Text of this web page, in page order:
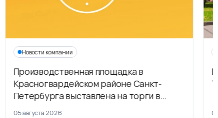
Новости компании
Производственная площадка в
Красногвардейском районе Санкт-
Петербурга выставлена на торги в
рамках приватизации
05 августа 2026